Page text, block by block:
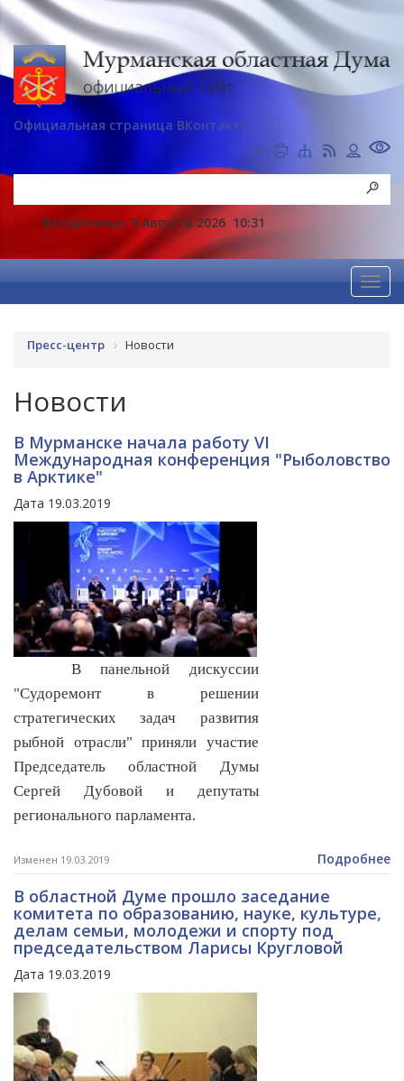
Официальная страница ВКонтакте
Воскресенье, 9 Августа 2026 10:31
Пресс-центр Новости
Новости
В Мурманске начала работу VI
Международная конференция "Рыболовство
в Арктике"
Дата 19.03.2019
В панельной дискуссии
"Судоремонт в решении
стратегических задач развития
рыбной отрасли" приняли участие
Председатель областной Думы
Сергей Дубовой и депутаты
регионального парламента.
Изменен 19.03.2019 Подробнее
В областной Думе прошло заседание
комитета по образованию, науке, культуре,
делам семьи, молодежи и спорту под
председательством Ларисы Кругловой
Дата 19.03.2019